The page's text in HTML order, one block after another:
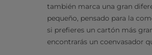
también marca una gran
pequeño, pensado para la
si prefieres un cartón más
encontrarás un coenvasador